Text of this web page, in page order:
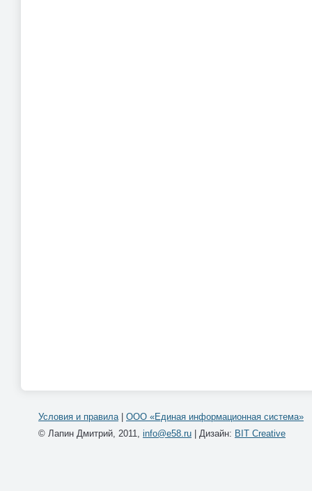
Условия и правила|
ООО «Единая информационная система»
© Лапин Дмитрий, 2011, info@e58.ru | Дизайн: BIT Creative